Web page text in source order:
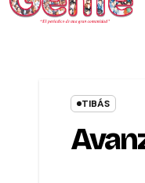
TIBÁS